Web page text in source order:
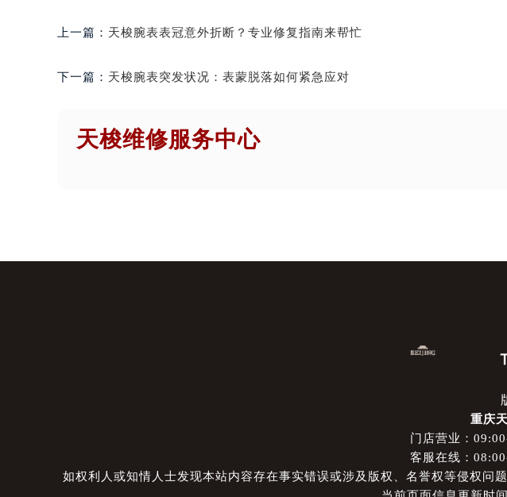
上一篇： 天梭腕表表冠意外折断？专业修复指南来帮忙
下一篇： 天梭腕表突发状况：表蒙脱落如何紧急应对
天梭维修服务中心
重庆
门店营业：
客服在线：
如权利人或知情人士发现本站内容存在事实错误或涉及版权、名誉权等侵权问